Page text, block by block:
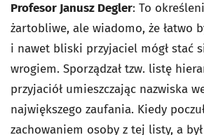
Profesor Janusz Degler: To
żartobliwe, ale wiadomo, że łatwo
i nawet bliski przyjaciel mógł stać
wrogiem. Sporządzał tzw. listę
przyjaciół umieszczając nazwiska
największego zaufania. Kiedy
zachowaniem osoby z tej listy, a